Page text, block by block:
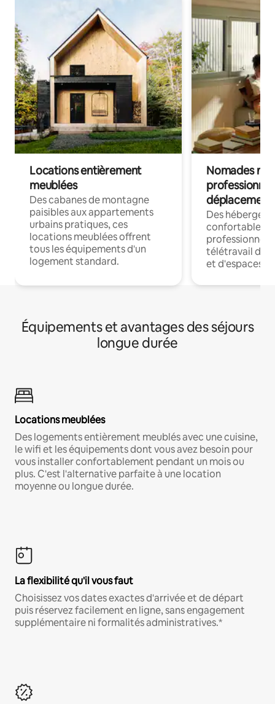
Locations entièrement
meublées
Des cabanes de montagne
paisibles aux appartements
urbains pratiques, ces
locations meublées offrent
tous les équipements d'un
logement standard.
Nomades
déplacement
Des
confortables
professionnels
télétravail
et d'espaces
Équipements et avantages des séjours
longue durée
Locations meublées
Des logements entièrement meublés avec une cuisine,
le wifi et les équipements dont vous avez besoin pour
vous installer confortablement pendant un mois ou
plus. C'est l'alternative parfaite à une location
moyenne ou longue durée.
La flexibilité qu'il vous faut
Choisissez vos dates exactes d'arrivée et de départ
puis réservez facilement en ligne, sans engagement
supplémentaire ni formalités administratives.*